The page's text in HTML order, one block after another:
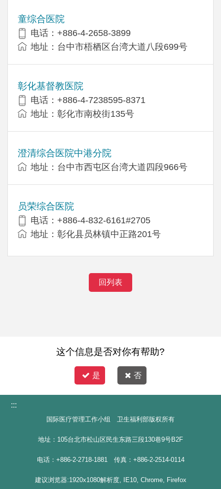
童综合医院
电话：+886-4-2658-3899
地址：台中市梧栖区台湾大道八段699号
彰化基督教医院
电话：+886-4-7238595-8371
地址：彰化市南校街135号
澄清综合医院中港分院
地址：台中市西屯区台湾大道四段966号
员荣综合医院
电话：+886-4-832-6161#2705
地址：彰化县员林镇中正路201号
回列表
这个信息是否对你有帮助?
是 否
:::
国际医疗管理工作小组 卫生福利部版权所有
地址：105台北市松山区民生东路三段130巷9号B2F
电话：+886-2-2718-1881 传真：+886-2-2514-0114
建议浏览器:1920x1080解析度, IE10, Chrome, Firefox